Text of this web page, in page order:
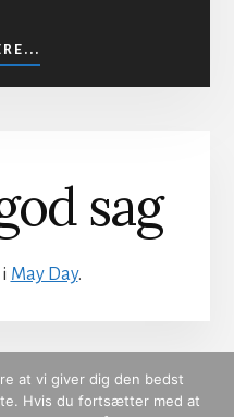
SIKKER
sag
May Day.
at vi giver dig den bedst
Hvis du fortsætter med at